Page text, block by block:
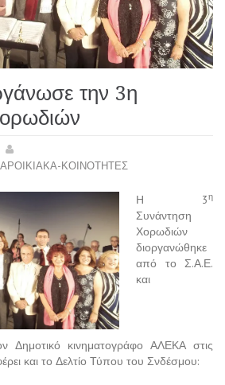
την 3η
ΚΟΙΝΟΤΗΤΕΣ
Η 3η
Συνάντηση
Χορωδιών
διοργανώθηκε
από το Σ.Α.Ε.
και
Δημοτικό κινηματογράφο ΑΛΕΚΑ στις
και το Δελτίο Τύπου του Σνδέσμου: